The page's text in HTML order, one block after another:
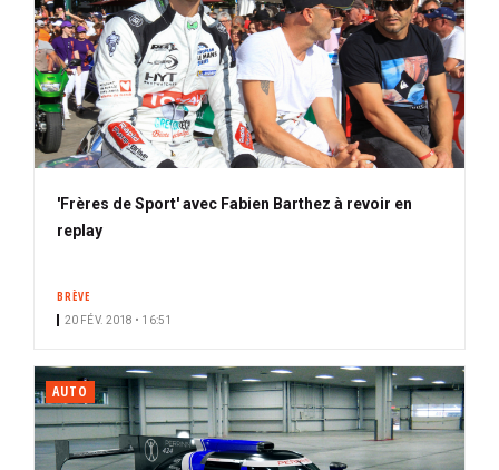
'Frères de Sport' avec Fabien Barthez à revoir en
replay
BRÈVE
20 FÉV. 2018 • 16:51
AUTO